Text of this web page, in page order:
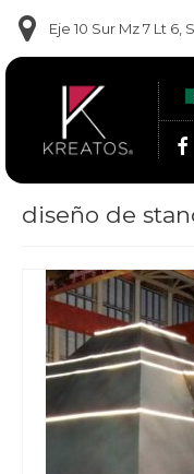
Eje 10 Sur Mz 7 Lt
diseño de